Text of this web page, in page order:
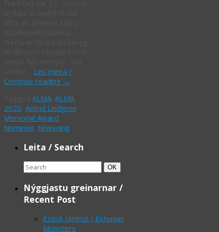
Les meira /
Continue reading →
ALMA, ALMA
2020 Astrid Lindgren
Memorial Award
Nominee tilnevning
Leita / Search
Search
for:
Search
OK
Nýggjastu greinarnar /
Recent Post
Estisk skrímsl / Estonian
Monsters